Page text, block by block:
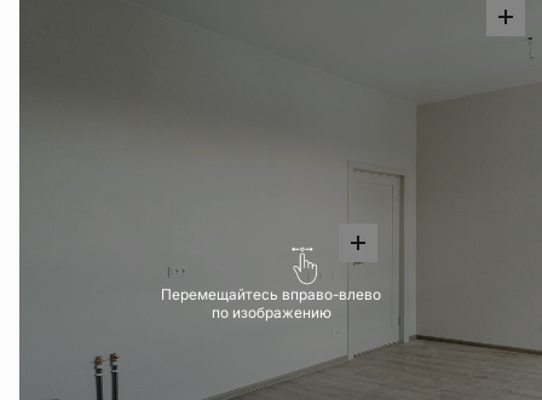
Перемещайтесь вправо-влево
по изображению